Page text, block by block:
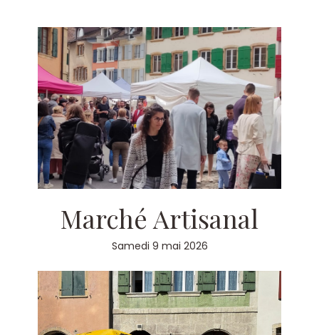
Marché Artisanal
Samedi 9 mai 2026